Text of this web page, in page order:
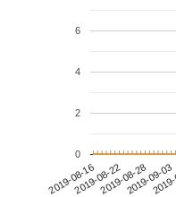
2019-08-162019-08-222019-08-282019-09-03
0
2
4
6